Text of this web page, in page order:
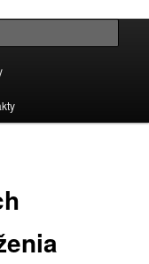
Krajšie Kysuce